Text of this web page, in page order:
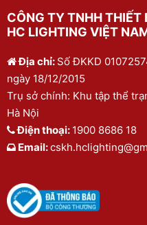
CÔNG TY TNHH THIẾT
HC LIGHTING VIỆT
Địa chỉ: Số ĐKKD
ngày 18/12/2015
Trụ sở chính: Khu tập thể
Hà Nội
Điện thoại: 1900 8686 18
Email: